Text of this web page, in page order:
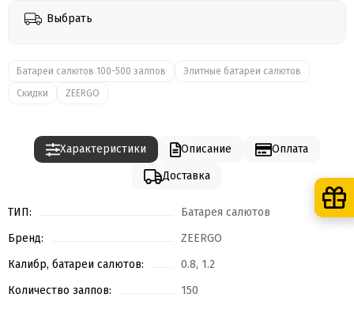
Выбрать
Батареи салютов 100-500 залпов
Элитные батареи салютов
Скидки
ZEERGO
Характеристики Описание
Оплата
Доставка
ТИП:
Батарея салютов
Бренд:
ZEERGO
Калибр, батареи салютов:
0.8, 1.2
Количество залпов:
150